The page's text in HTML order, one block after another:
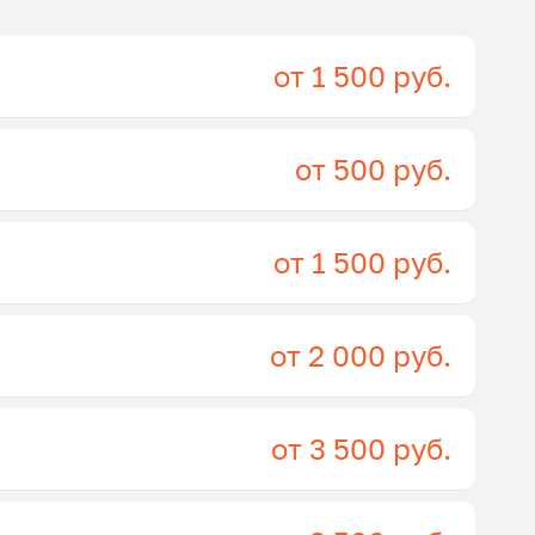
от 1 500 руб.
от 500 руб.
от 1 500 руб.
от 2 000 руб.
от 3 500 руб.